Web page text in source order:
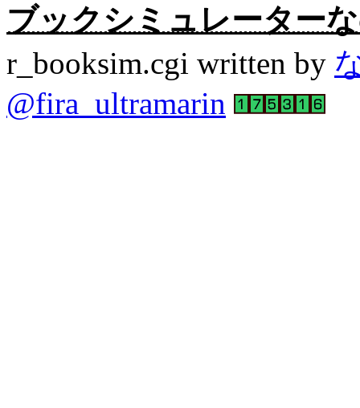
ブックシミュレーター
r_booksim.cgi written by
@fira_ultramarin